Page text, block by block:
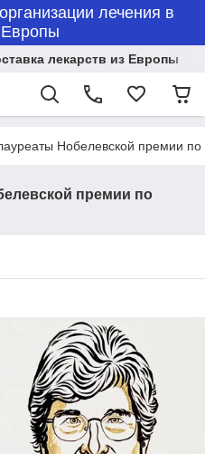
лечения в
лекарств из Европы
Нобелевской премии
премии по